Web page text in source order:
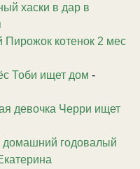
хаски в дар в
Пирожок котенок 2 мес
Тоби ищет дом -
девочка Черри ищет
годовалый